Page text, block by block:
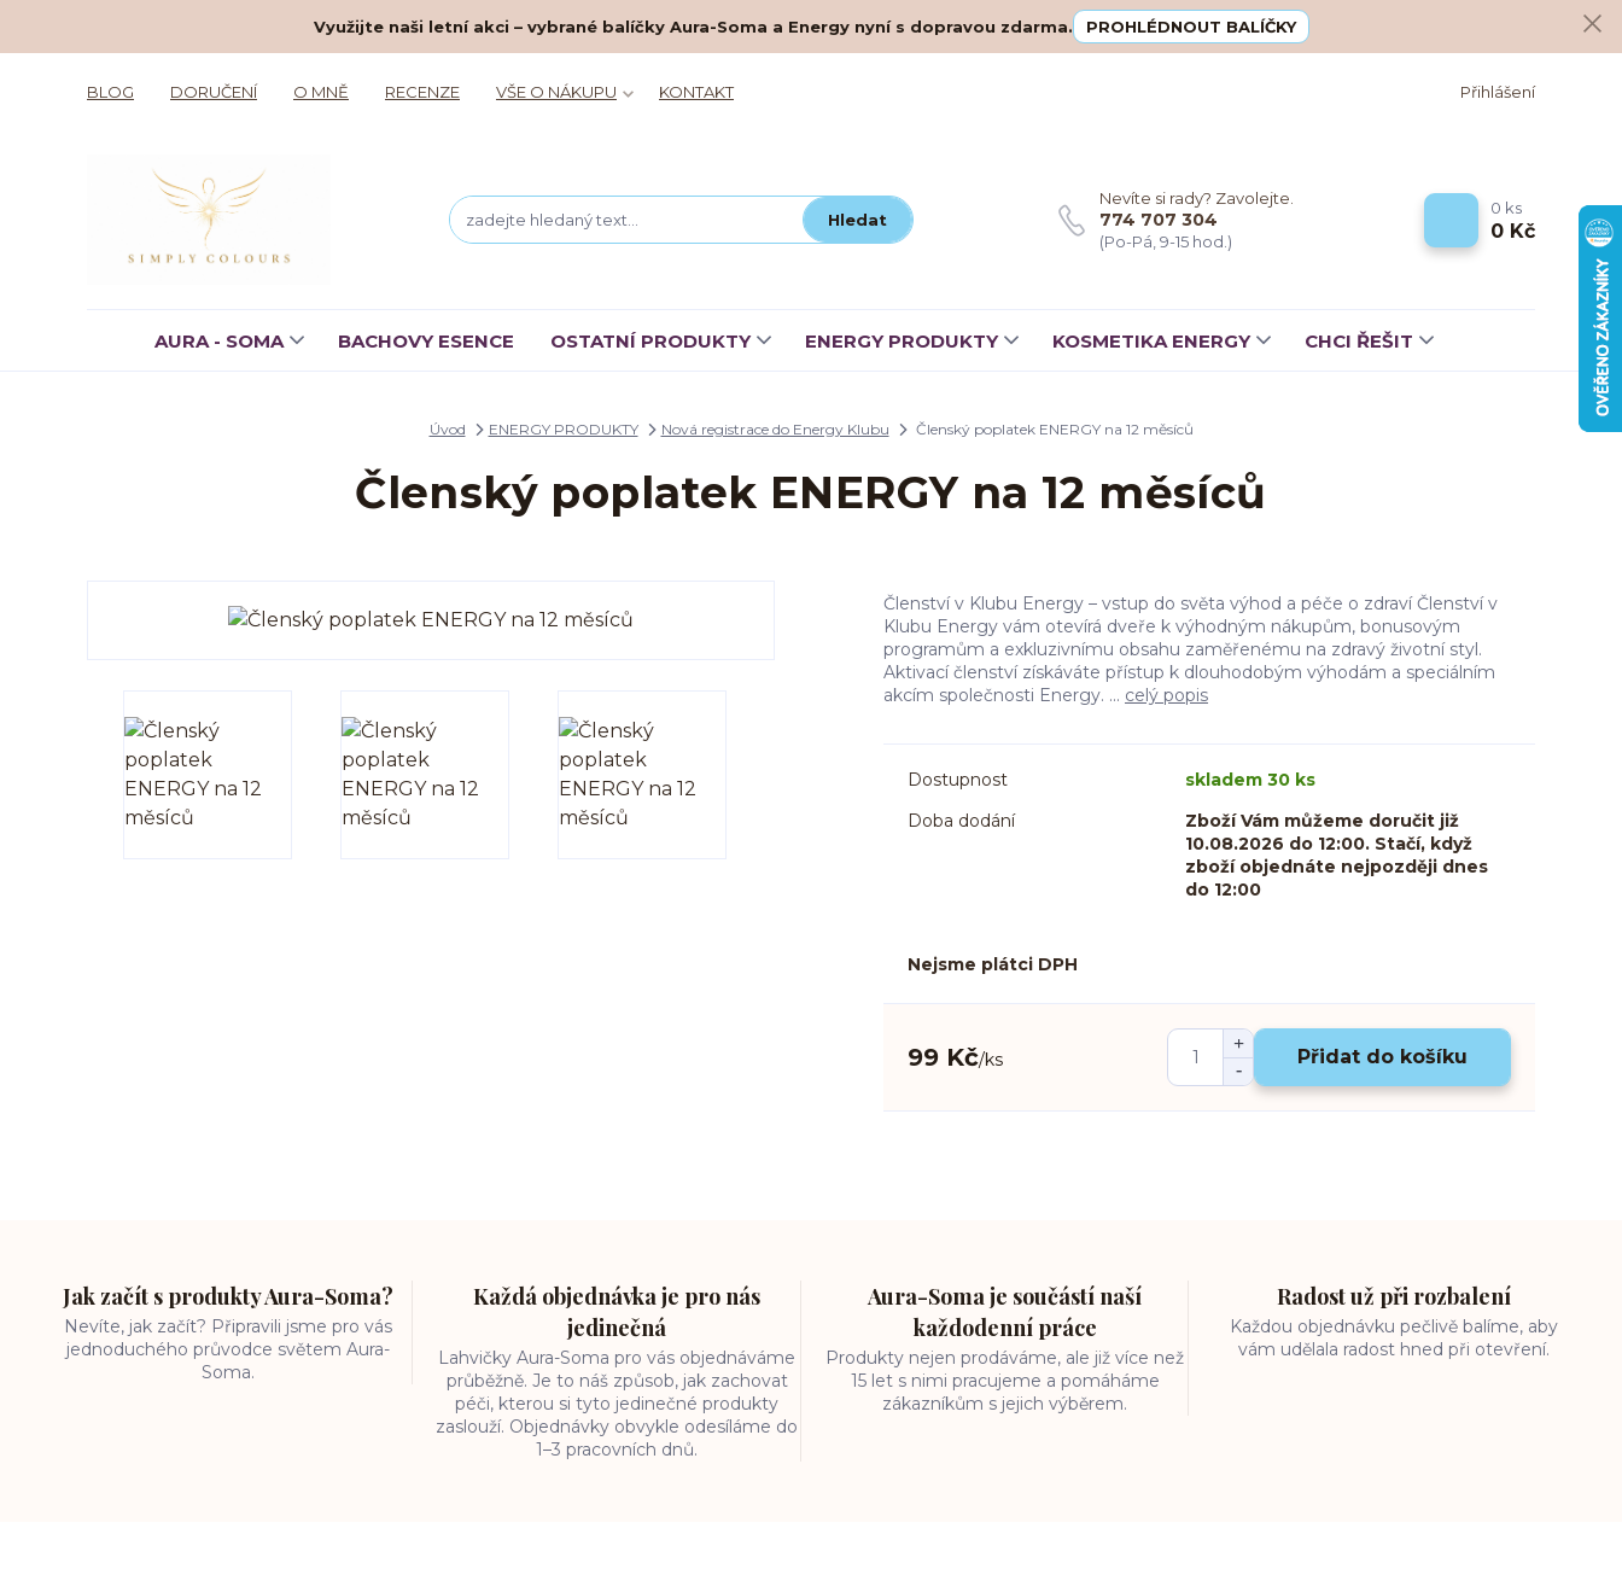
Využijte naši letní akci – vybrané balíčky Aura-Soma a Energy nyní s dopravou zdarma. PROHLÉDNOUT BALÍČKY
BLOG DORUČENÍ O MNĚ RECENZE VŠE O NÁKUPU KONTAKT Přihlášení
Hledat
Nevíte si rady? Zavolejte.
774 707 304
(Po-Pá, 9-15 hod.)
0 ks
0 Kč
AURA - SOMA BACHOVY ESENCE OSTATNÍ PRODUKTY ENERGY PRODUKTY KOSMETIKA ENERGY CHCI ŘEŠIT
Úvod ENERGY PRODUKTY Nová registrace do Energy Klubu Členský poplatek ENERGY na 12 měsíců
Členský poplatek ENERGY na 12 měsíců
Členství v Klubu Energy – vstup do světa výhod a péče o zdraví Členství v
Klubu Energy vám otevírá dveře k výhodným nákupům, bonusovým
programům a exkluzivnímu obsahu zaměřenému na zdravý životní styl.
Aktivací členství získáváte přístup k dlouhodobým výhodám a speciálním
akcím společnosti Energy. ... celý popis
Dostupnost
skladem 30 ks
Doba dodání
Zboží Vám můžeme doručit již
10.08.2026 do 12:00. Stačí, když
zboží objednáte nejpozději dnes
do 12:00
Nejsme plátci DPH
99 Kč/ks Přidat do košíku
Jak začít s produkty Aura-Soma?
Nevíte, jak začít? Připravili jsme pro vás
jednoduchého průvodce světem Aura-
Soma.
Každá objednávka je pro nás
jedinečná
Lahvičky Aura-Soma pro vás objednáváme
průběžně. Je to náš způsob, jak zachovat
péči, kterou si tyto jedinečné produkty
zaslouží. Objednávky obvykle odesíláme do
1–3 pracovních dnů.
Aura-Soma je součástí naší
každodenní práce
Produkty nejen prodáváme, ale již více než
15 let s nimi pracujeme a pomáháme
zákazníkům s jejich výběrem.
Radost už při rozbalení
Každou objednávku pečlivě balíme, aby
vám udělala radost hned při otevření.